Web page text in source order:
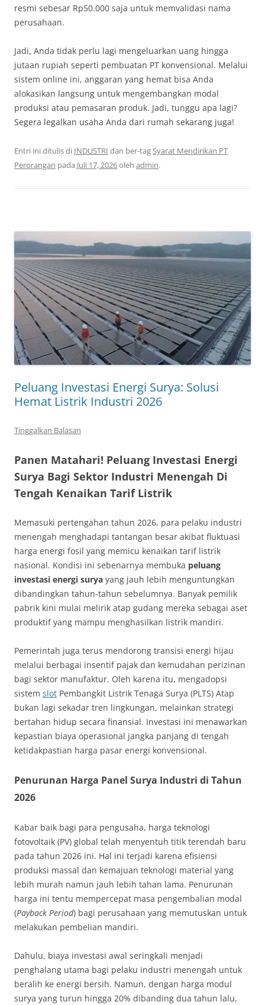
resmi sebesar Rp50.000 saja untuk memvalidasi nama
perusahaan.
Jadi, Anda tidak perlu lagi mengeluarkan uang hingga
jutaan rupiah seperti pembuatan PT konvensional. Melalui
sistem online ini, anggaran yang hemat bisa Anda
alokasikan langsung untuk mengembangkan modal
produksi atau pemasaran produk. Jadi, tunggu apa lagi?
Segera legalkan usaha Anda dari rumah sekarang juga!
Entri ini ditulis di INDUSTRI dan ber-tagSyarat Mendirikan PT
Perorangan pada Juli 17, 2026oleh admin.
Peluang Investasi Energi Surya: Solusi
Hemat Listrik Industri 2026
Tinggalkan Balasan
Panen Matahari! Peluang Investasi Energi
Surya Bagi Sektor Industri Menengah Di
Tengah Kenaikan Tarif Listrik
Memasuki pertengahan tahun 2026, para pelaku industri
menengah menghadapi tantangan besar akibat fluktuasi
harga energi fosil yang memicu kenaikan tarif listrik
nasional. Kondisi ini sebenarnya membuka peluang
investasi energi surya yang jauh lebih menguntungkan
dibandingkan tahun-tahun sebelumnya. Banyak pemilik
pabrik kini mulai melirik atap gudang mereka sebagai aset
produktif yang mampu menghasilkan listrik mandiri.
Pemerintah juga terus mendorong transisi energi hijau
melalui berbagai insentif pajak dan kemudahan perizinan
bagi sektor manufaktur. Oleh karena itu, mengadopsi
sistem slot Pembangkit Listrik Tenaga Surya (PLTS) Atap
bukan lagi sekadar tren lingkungan, melainkan strategi
bertahan hidup secara finansial. Investasi ini menawarkan
kepastian biaya operasional jangka panjang di tengah
ketidakpastian harga pasar energi konvensional.
Penurunan Harga Panel Surya Industri di Tahun
2026
Kabar baik bagi para pengusaha, harga teknologi
fotovoltaik (PV) global telah menyentuh titik terendah baru
pada tahun 2026 ini. Hal ini terjadi karena efisiensi
produksi massal dan kemajuan teknologi material yang
lebih murah namun jauh lebih tahan lama. Penurunan
harga ini tentu mempercepat masa pengembalian modal
(Payback Period) bagi perusahaan yang memutuskan untuk
melakukan pembelian mandiri.
Dahulu, biaya investasi awal seringkali menjadi
penghalang utama bagi pelaku industri menengah untuk
beralih ke energi bersih. Namun, dengan harga modul
surya yang turun hingga 20% dibanding dua tahun lalu,